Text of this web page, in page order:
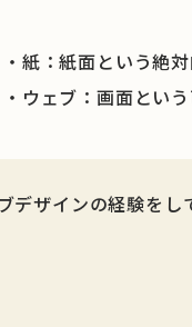
・紙：紙面という絶
・ウェブ： 画面とい
デザインの経験をし